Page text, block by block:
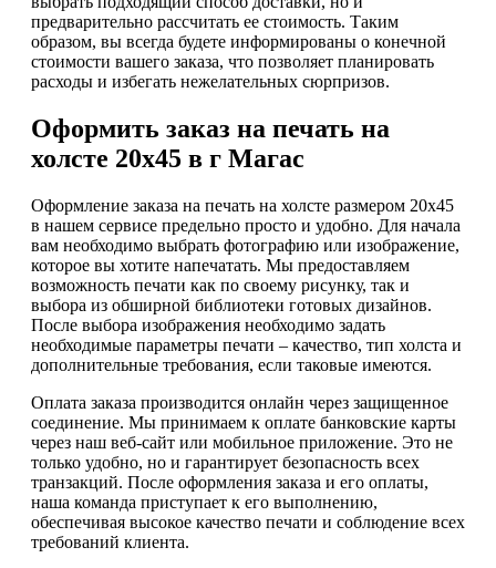
предварительно рассчитать ее стоимость. Таким
образом, вы всегда будете информированы о конечной
стоимости вашего заказа, что позволяет планировать
расходы и избегать нежелательных сюрпризов.
Оформить заказ на печать на
холсте 20х45 в г Магас
Оформление заказа на печать на холсте размером 20х45
в нашем сервисе предельно просто и удобно. Для начала
вам необходимо выбрать фотографию или изображение,
которое вы хотите напечатать. Мы предоставляем
возможность печати как по своему рисунку, так и
выбора из обширной библиотеки готовых дизайнов.
После выбора изображения необходимо задать
необходимые параметры печати – качество, тип холста и
дополнительные требования, если таковые имеются.
Оплата заказа производится онлайн через защищенное
соединение. Мы принимаем к оплате банковские карты
через наш веб-сайт или мобильное приложение. Это не
только удобно, но и гарантирует безопасность всех
транзакций. После оформления заказа и его оплаты,
наша команда приступает к его выполнению,
обеспечивая высокое качество печати и соблюдение всех
требований клиента.